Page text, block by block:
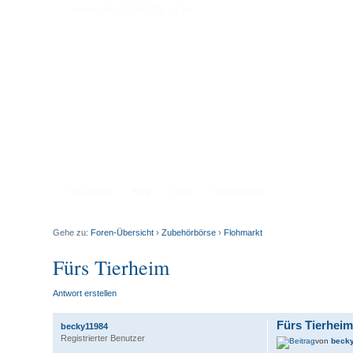
Gehe zu: Foren-Übersicht ›Zubehörbörse › Flohmarkt
Fürs Tierheim
Antwort erstellen
Fürs Tierheim
von
becky11984
Registrierter Benutzer